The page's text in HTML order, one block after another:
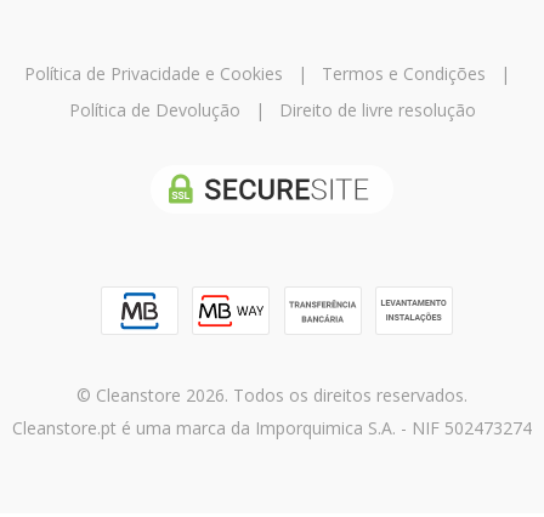
Política de Privacidade e Cookies | Termos e Condições |
Política de Devolução | Direito de livre resolução
© Cleanstore 2026. Todos os direitos reservados.
Cleanstore.pt é uma marca da Imporquimica S.A. - NIF 502473274